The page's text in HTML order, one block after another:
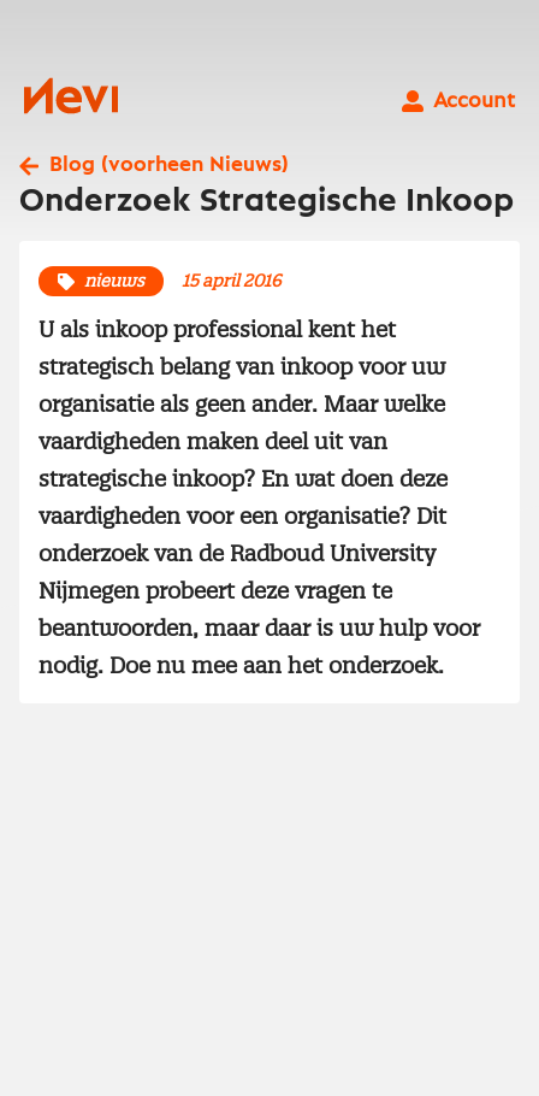
Nevi
Account
Blog (voorheen Nieuws)
Onderzoek Strategische Inkoop
nieuws 15 april 2016
U als inkoop professional kent het
strategisch belang van inkoop voor uw
organisatie als geen ander. Maar welke
vaardigheden maken deel uit van
strategische inkoop? En wat doen deze
vaardigheden voor een organisatie? Dit
onderzoek van de Radboud University
Nijmegen probeert deze vragen te
beantwoorden, maar daar is uw hulp voor
nodig. Doe nu mee aan het onderzoek.